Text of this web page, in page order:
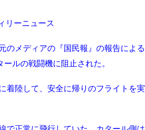
リーニュース
のメディアの『国民報』の報告による
ルの戦闘機に阻止された。
着陸して、安全に帰りのフライトを実